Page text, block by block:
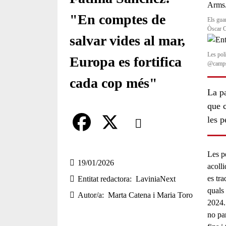
"En comptes de
salvar vides al mar,
Europa es fortifica
cada cop més"
Comparteix
a
c
e
19/01/2026
Entitat redactora
LaviniaNext
Autor/a
Marta Catena i Maria Toro
Els
Òscar
Les
La
que
les
Les
es
quals
no